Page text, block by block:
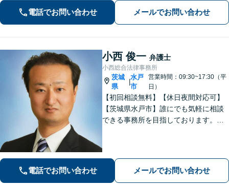
電話でお問い合わせ メールでお問い合わせ
小西 俊一 弁護士
小西総合法律事務所
茨城
県
|
水戸
市
営業時間：09:30~17:30（平
日）
【初回相談無料】【休日夜間対応可】
【茨城県水戸市】誰にでも気軽に相談
できる事務所を目指しております。依
にご相談ください。
電話でお問い合わせ メールでお問い合わせ